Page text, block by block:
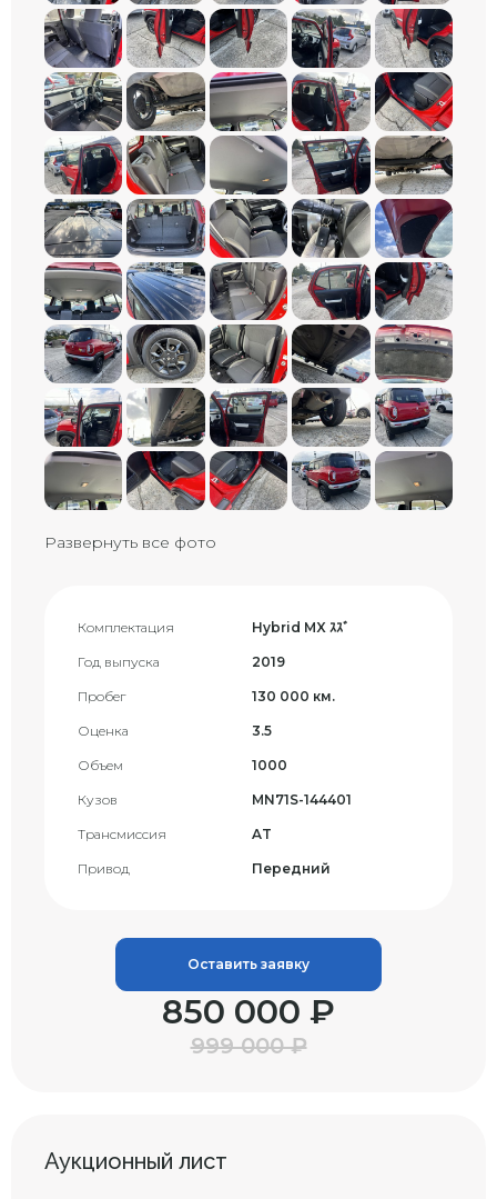
Развернуть все фото
Комплектация Hybrid MX ｽｽﾞ
Год выпуска 2019
Пробег 130 000 км.
Оценка 3.5
Объем 1000
Кузов MN71S-144401
Трансмиссия AT
Привод Передний
Оставить заявку
850 000 ₽
999 000 ₽
Аукционный лист